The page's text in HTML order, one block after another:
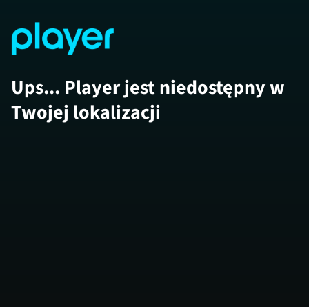
Ups... Player jest niedostępny w
Twojej lokalizacji